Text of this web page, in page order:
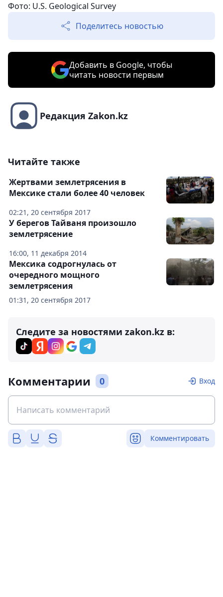
Фото: U.S. Geological Survey
Поделитесь новостью
Добавить в Google, чтобы
читать новости первым
Редакция Zakon.kz
Читайте также
02:21, 20 сентября 2017
Жертвами землетрясения в
Мексике стали более 40 человек
16:00, 11 декабря 2014
У берегов Тайваня произошло
землетрясение
01:31, 20 сентября 2017
Мексика содрогнулась от
очередного мощного
землетрясения
Следите за новостями zakon.kz в:
Комментарии 0 Вход
Комментировать